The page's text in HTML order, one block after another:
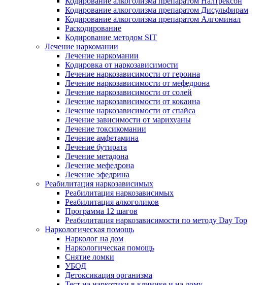
Кодирование алкоголизма препаратом Дисульфирам
Кодирование алкоголизма препаратом Алгоминал
Раскодирование
Кодирование методом SIT
Лечение наркомании
Лечение наркомании
Кодировка от наркозависимости
Лечение наркозависимости от героина
Лечение наркозависимости от мефедрона
Лечение наркозависимости от солей
Лечение наркозависимости от кокаина
Лечение наркозависимости от спайса
Лечение зависимости от марихуаны
Лечение токсикомании
Лечение амфетамина
Лечение бутирата
Лечение метадона
Лечение мефедрона
Лечение эфедрина
Реабилитация наркозависимых
Реабилитация наркозависимых
Реабилитация алкоголиков
Программа 12 шагов
Реабилитация наркозависимости по методу Day Top
Наркологическая помощь
Нарколог на дом
Наркологическая помощь
Снятие ломки
УБОД
Детоксикация организма